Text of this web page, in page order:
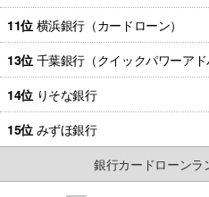
11位 横浜銀行（カードローン）
13位 千葉銀行（クイックパワーアド
14位 りそな銀行
15位 みずほ銀行
銀行カードローン